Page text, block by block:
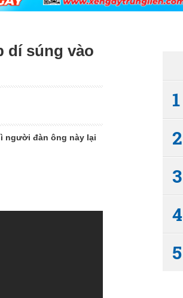
dí súng vào
người đàn ông này lại
1
2
3
4
5